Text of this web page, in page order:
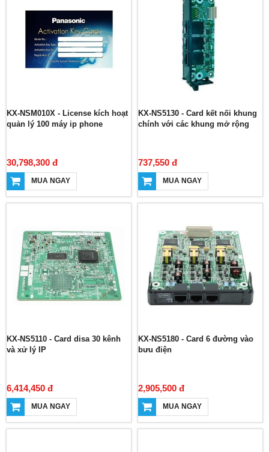
KX-NSM010X - License kích hoạt
quản lý 100 máy ip phone
30,798,300 đ
MUA NGAY
KX-NS5130 - Card kết nối khung
chính với các khung mở rộng
737,550 đ
MUA NGAY
KX-NS5110 - Card disa 30 kênh
và xử lý IP
6,414,450 đ
MUA NGAY
KX-NS5180 - Card 6 đường vào
bưu điện
2,905,500 đ
MUA NGAY